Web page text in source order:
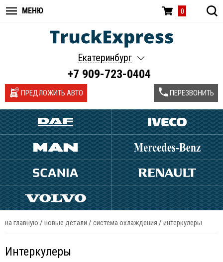
МЕНЮ 0
Екатеринбург
+7 909-723-0404
ПРЕДЛОЖИТЬ АВТО
на главную / новые детали / система охлаждения / интеркулеры
Интеркулеры